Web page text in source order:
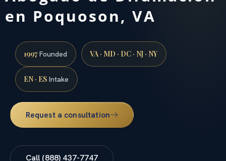
en Poquoson, VA
1997Founded VA · MD · DC · NJ · NY
EN · ES Intake
Request a consultation
Call (888) 437-7747